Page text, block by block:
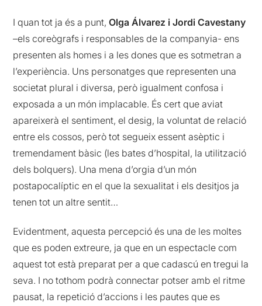
I quan tot ja és a punt,Olga Álvarez i Jordi Cavestany
–els coreògrafs i responsables de la companyia- ens
presenten als homes i a les dones que es sotmetran a
l’experiència. Uns personatges que representen una
societat plural i diversa, però igualment confosa i
exposada a un món implacable. És cert que aviat
apareixerà el sentiment, el desig, la voluntat de relació
entre els cossos, però tot segueix essent asèptic i
tremendament bàsic (les bates d’hospital, la utilització
dels bolquers). Una mena d’orgia d’un món
postapocalíptic en el que la sexualitat i els desitjos ja
tenen tot un altre sentit…
Evidentment, aquesta percepció és una de les moltes
que es poden extreure, ja que en un espectacle com
aquest tot està preparat per a que cadascú en tregui la
seva. I no tothom podrà connectar potser amb el ritme
pausat, la repetició d’accions i les pautes que es